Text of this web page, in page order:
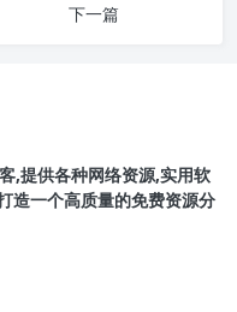
下一篇
,提供各种网络资源,实用软
造一个高质量的免费资源分